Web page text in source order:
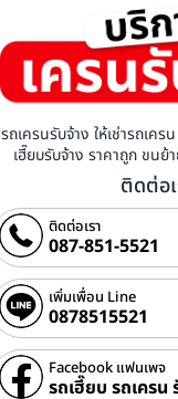
รถเครนรับจ้าง ให้เช่ารถเค
เฮี๊ยบรับจ้าง ราคาถูก ขน
ติดต่อ
ติดต่อเรา
087-851-5521
เพิ่มเพื่อน Line
0878515521
Facebook แฟนเพจ
รถเฮี๊ยบ รถเครน